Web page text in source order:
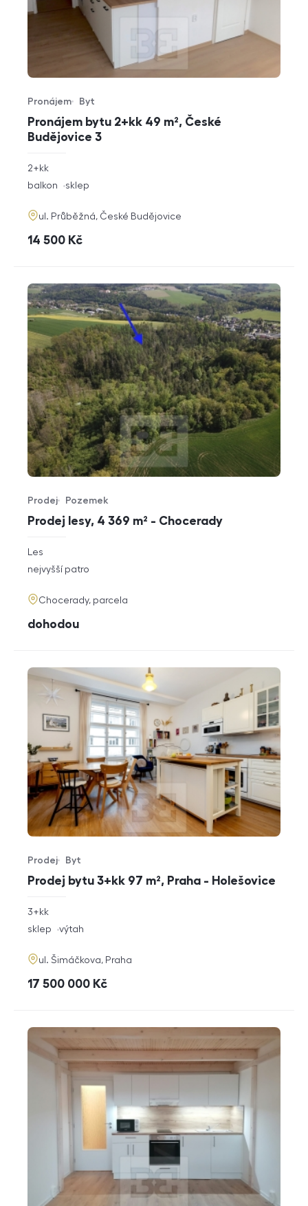
Pronájem bytu 2+kk 49 m², České
Budějovice 3
Typ nabídky
Pronájem
Typ nemovitosti
Byt
rozměry
2+kk
funkce
balkon sklep
adresa
ul. Průběžná, České Budějovice
cena
14 500 Kč
Prodej lesy, 4 369 m² - Chocerady
Typ nabídky
Prodej
Typ nemovitosti
Pozemek
rozměry
Les
funkce
nejvyšší patro
adresa
Chocerady, parcela
cena
dohodou
Prodej bytu 3+kk 97 m², Praha - Holešovice
Typ nabídky
Prodej
Typ nemovitosti
Byt
rozměry
dispozice
3+kk
funkce
sklep výtah
adresa
ul. Šimáčkova, Praha
cena
17 500 000 Kč